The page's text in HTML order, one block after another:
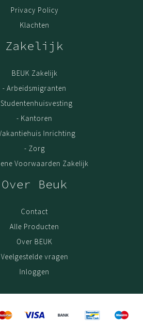
Privacy Policy
Klachten
Zakelijk
BEUK Zakelijk
- Arbeidsmigranten
- Kantoren
Inrichting
- Zorg
Voorwaarden Zakelijk
Over Beuk
Contact
Alle Producten
Over BEUK
Veelgestelde vragen
Inloggen